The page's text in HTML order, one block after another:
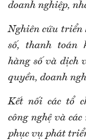
doanh nghiệp,
Nghiên cứu triển
số, thanh toán
hàng số và dịch
quyền, doanh
Kết nối các tổ
công nghệ và
phục vụ phát